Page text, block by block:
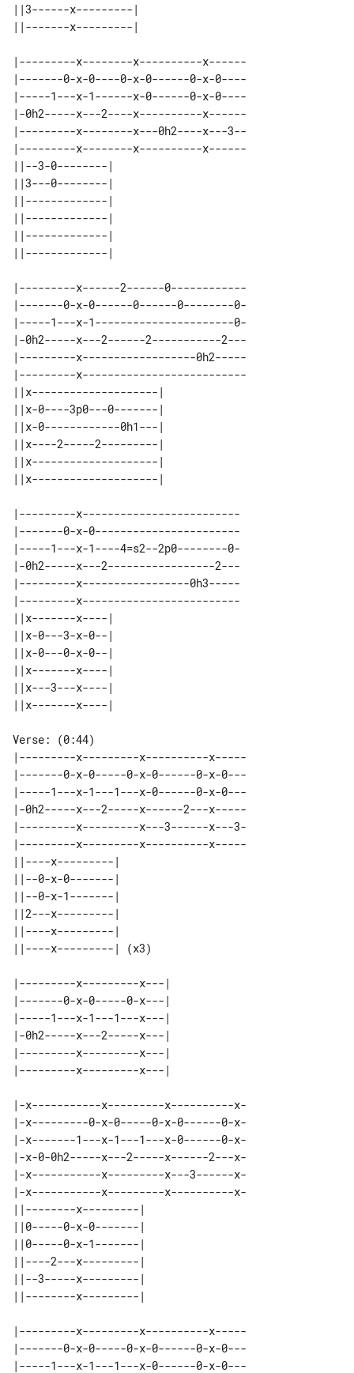
||3------x---------|
|---------x--------x----------x------
|-------0-x-0----0-x-0------0-x-0----
|-----1---x-1------x-0------0-x-0----
|-0h2-----x---2----x----------x------
|---------x--------x---0h2----x---3--
|---------x--------x----------x------
||--3-0--------|
||3---0--------|
||-------------|
||-------------|
||-------------|
|---------x------2------0------------
|-------0-x-0------0------0--------0-
|-----1---x-1----------------------0-
|-0h2-----x---2------2-----------2---
|---------x------------------0h2-----
|---------x--------------------------
||x--------------------|
||x-0----3p0---0-------|
||x-0------------0h1---|
||x----2-----2---------|
||x--------------------|
|---------x-------------------------
|-------0-x-0-----------------------
|-----1---x-1----4=s2--2p0--------0-
|-0h2-----x---2-----------------2---
|---------x-----------------0h3-----
|---------x-------------------------
||x-------x----|
||x-0---3-x-0--|
||x-0---0-x-0--|
||x-------x----|
||x---3---x----|
Verse: (0:44)
|---------x---------x----------x-----
|-------0-x-0-----0-x-0------0-x-0---
|-----1---x-1---1---x-0------0-x-0---
|-0h2-----x---2-----x------2---x-----
|---------x---------x---3------x---3-
|---------x---------x----------x-----
||----x---------|
||--0-x-0-------|
||--0-x-1-------|
||2---x---------|
||----x---------|
|---------x---------x---|
|-------0-x-0-----0-x---|
|-----1---x-1---1---x---|
|-0h2-----x---2-----x---|
|---------x---------x---|
|-x-----------x---------x----------x-
|-x---------0-x-0-----0-x-0------0-x-
|-x-------1---x-1---1---x-0------0-x-
|-x-0-0h2-----x---2-----x------2---x-
|-x-----------x---------x---3------x-
|-x-----------x---------x----------x-
||--------x---------|
||0-----0-x-0-------|
||0-----0-x-1-------|
||----2---x---------|
||--3-----x---------|
|---------x---------x----------x-----
|-------0-x-0-----0-x-0------0-x-0---
|-----1---x-1---1---x-0------0-x-0---